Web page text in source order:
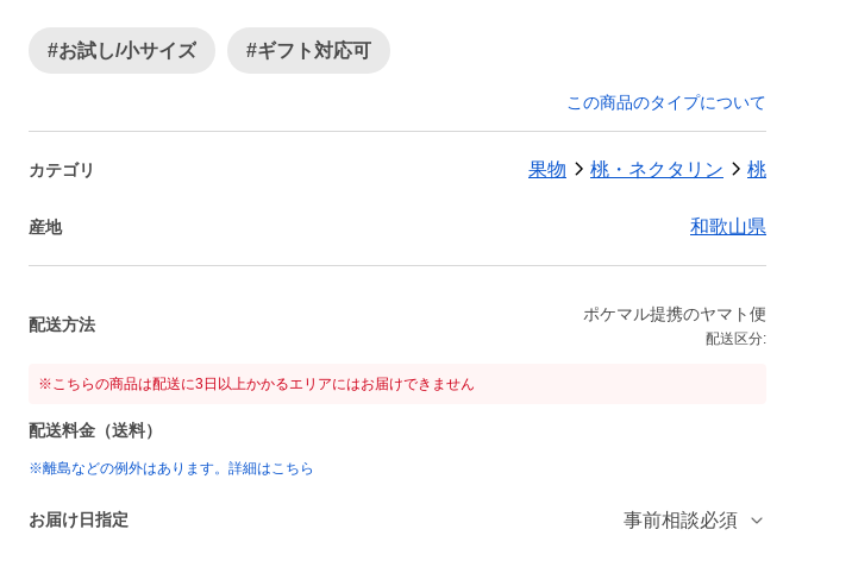
#お試し/小サイズ #ギフト対応可
この商品のタイプについて
カテゴリ 果物 桃・ネクタリン 桃
産地 和歌山県
配送方法
ポケマル提携のヤマト便
配送区分:
※こちらの商品は配送に3日以上かかるエリアにはお届けできません
配送料金（送料）
※離島などの例外はあります。詳細はこちら
お届け日指定 事前相談必須